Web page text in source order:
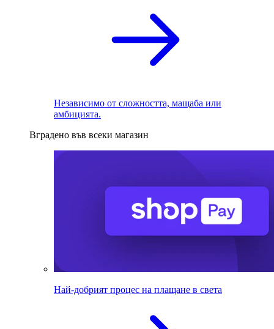
Независимо от сложността, мащаба или
амбицията.
Вградено във всеки магазин
Най-добрият процес на плащане в света